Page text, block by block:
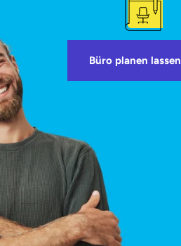
Büro planen lassen